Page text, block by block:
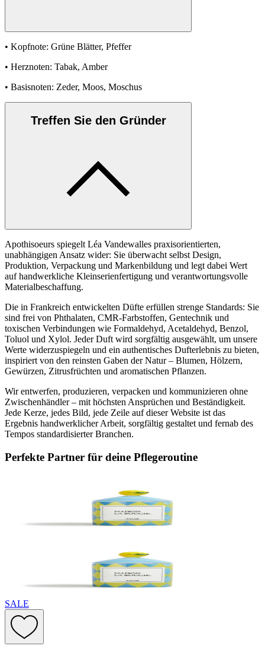
• Kopfnote: Grüne Blätter, Pfeffer
• Herznoten: Tabak, Amber
• Basisnoten: Zeder, Moos, Moschus
Treffen Sie den Gründer
Apothisoeurs spiegelt Léa Vandewalles praxisorientierten,
unabhängigen Ansatz wider: Sie überwacht selbst Design,
Produktion, Verpackung und Markenbildung und legt dabei Wert
auf handwerkliche Kleinserienfertigung und verantwortungsvolle
Materialbeschaffung.
Die in Frankreich entwickelten Düfte erfüllen strenge Standards: Sie
sind frei von Phthalaten, CMR-Farbstoffen, Gentechnik und
toxischen Verbindungen wie Formaldehyd, Acetaldehyd, Benzol,
Toluol und Xylol. Jeder Duft wird sorgfältig ausgewählt, um unsere
Werte widerzuspiegeln und ein authentisches Dufterlebnis zu bieten,
inspiriert von den reinsten Gaben der Natur – Blumen, Hölzern,
Gewürzen, Zitrusfrüchten und aromatischen Pflanzen.
Wir entwerfen, produzieren, verpacken und kommunizieren ohne
Zwischenhändler – mit höchsten Ansprüchen und Beständigkeit.
Jede Kerze, jedes Bild, jede Zeile auf dieser Website ist das
Ergebnis handwerklicher Arbeit, sorgfältig gestaltet und fernab des
Tempos standardisierter Branchen.
Perfekte Partner für deine Pflegeroutine
SALE